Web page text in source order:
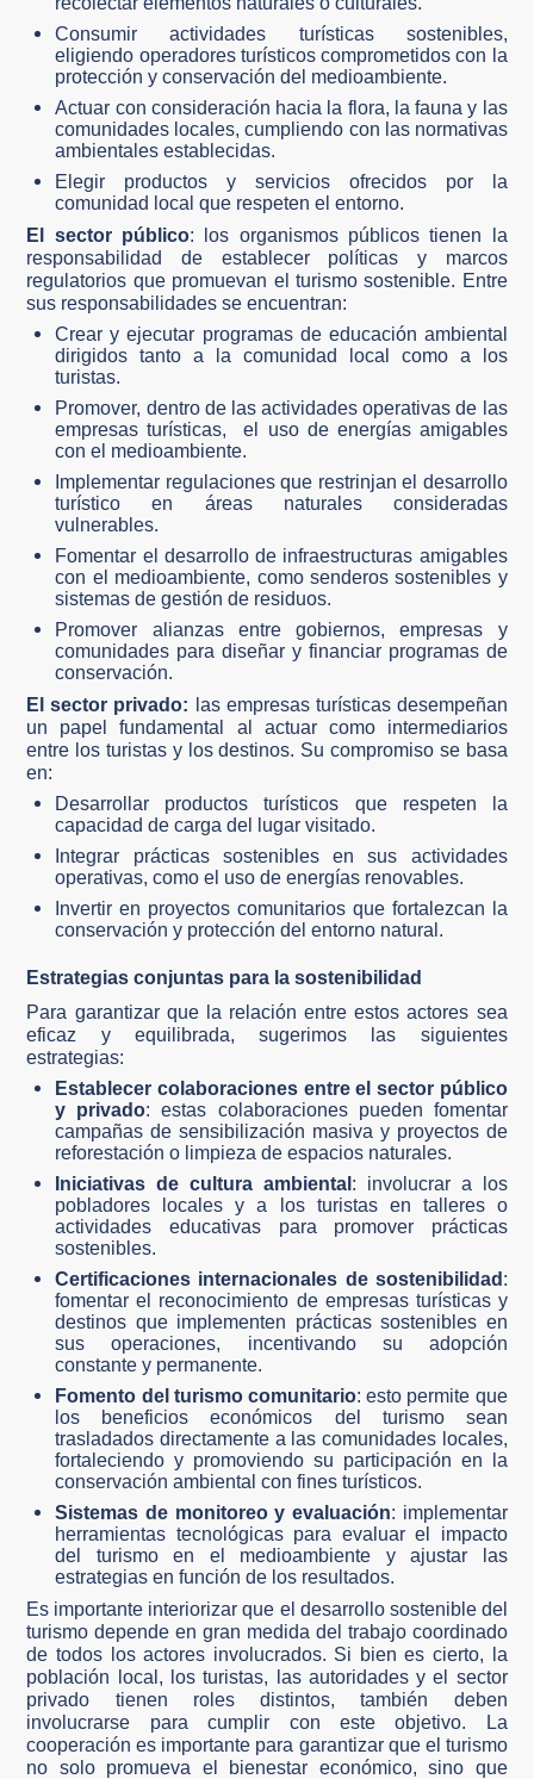
Consumir actividades turísticas sostenibles,
eligiendo operadores turísticos comprometidos con la
protección y conservación del medioambiente.
Actuar con consideración hacia la flora, la fauna y las
comunidades locales, cumpliendo con las normativas
ambientales establecidas.
Elegir productos y servicios ofrecidos por la
comunidad local que respeten el entorno.
El sector público: los organismos públicos tienen la
responsabilidad de establecer políticas y marcos
regulatorios que promuevan el turismo sostenible. Entre
sus responsabilidades se encuentran:
Crear y ejecutar programas de educación ambiental
dirigidos tanto a la comunidad local como a los
turistas.
Promover, dentro de las actividades operativas de las
empresas turísticas,
el uso de energías amigables
con el medioambiente.
Implementar regulaciones que restrinjan el desarrollo
turístico en áreas naturales consideradas
vulnerables.
Fomentar el desarrollo de infraestructuras amigables
con el medioambiente, como senderos sostenibles y
sistemas de gestión de residuos.
Promover alianzas entre gobiernos, empresas y
comunidades para diseñar y financiar programas de
conservación.
El sector privado: las empresas turísticas desempeñan
un papel fundamental al actuar como intermediarios
entre los turistas y los destinos. Su compromiso se basa
en:
Desarrollar productos turísticos que respeten la
capacidad de carga del lugar visitado.
Integrar prácticas sostenibles en sus actividades
operativas, como el uso de energías renovables.
Invertir en proyectos comunitarios que fortalezcan la
conservación y protección del entorno natural.
Estrategias conjuntas para la sostenibilidad
Para garantizar que la relación entre estos actores sea
eficaz y equilibrada, sugerimos las siguientes
estrategias:
Establecer colaboraciones entre el sector público
y privado: estas colaboraciones pueden fomentar
campañas de sensibilización masiva y proyectos de
reforestación o limpieza de espacios naturales.
Iniciativas de cultura ambiental : involucrar a los
pobladores locales y a los turistas en talleres o
actividades educativas para promover prácticas
sostenibles.
Certificaciones internacionales de sostenibilidad :
fomentar el reconocimiento de empresas turísticas y
destinos que implementen prácticas sostenibles en
sus operaciones, incentivando su adopción
constante y permanente.
Fomento del turismo comunitario: esto permite que
los beneficios económicos del turismo sean
trasladados directamente a las comunidades locales,
fortaleciendo y promoviendo su participación en la
conservación ambiental con fines turísticos.
Sistemas de monitoreo y evaluación: implementar
herramientas tecnológicas para evaluar el impacto
del turismo en el medioambiente y ajustar las
estrategias en función de los resultados.
Es importante interiorizar que el desarrollo sostenible del
turismo depende en gran medida del trabajo coordinado
de todos los actores involucrados. Si bien es cierto, la
población local, los turistas, las autoridades y el sector
privado tienen roles distintos, también deben
involucrarse para cumplir con este objetivo. La
cooperación es importante para garantizar que el turismo
no solo promueva el bienestar económico, sino que